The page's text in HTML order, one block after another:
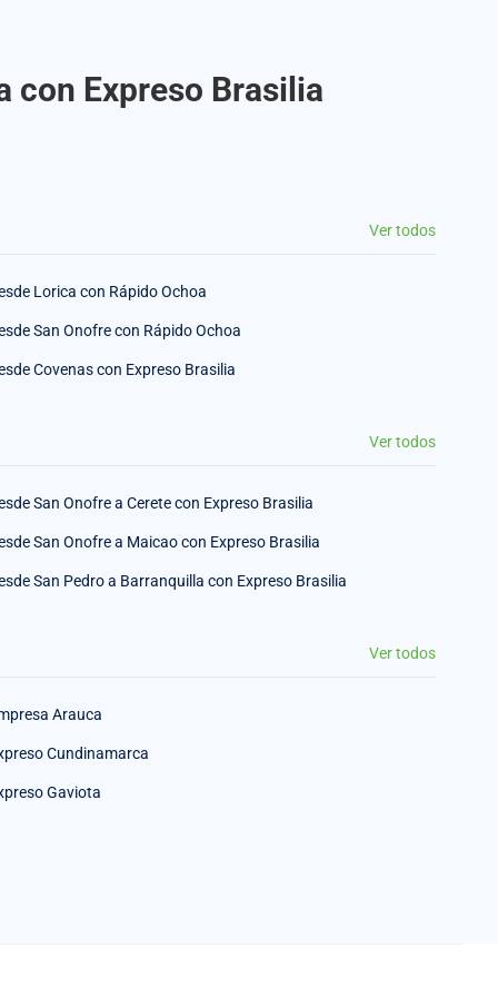
con Expreso Brasilia
Ver todos
Lorica con Rápido Ochoa
San Onofre con Rápido Ochoa
Covenas con Expreso Brasilia
Ver todos
San Onofre a Cerete con Expreso Brasilia
San Onofre a Maicao con Expreso Brasilia
San Pedro a Barranquilla con Expreso Brasilia
Ver todos
Arauca
Cundinamarca
Gaviota